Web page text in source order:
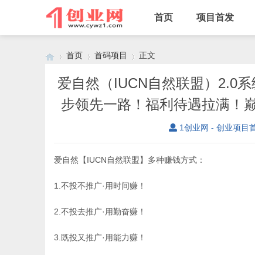
首页 项目首发
首页
›
首码项目
›
正文
爱自然（IUCN自然联盟）2.0
步领先一路！福利待遇拉满！
1创业网 - 创业项目
爱自然【IUCN自然联盟】多种赚钱方式：
1.不投不推广·用时间赚！
2.不投去推广·用勤奋赚！
3.既投又推广·用能力赚！